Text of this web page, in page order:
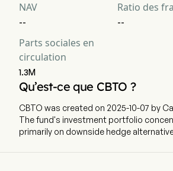
NAV
--
Ratio des
--
Parts sociales en
circulation
1.3M
Qu’est-ce que CBTO ?
CBTO was created on 2025-10-07 by
The fund's investment portfolio
primarily on downside hedge